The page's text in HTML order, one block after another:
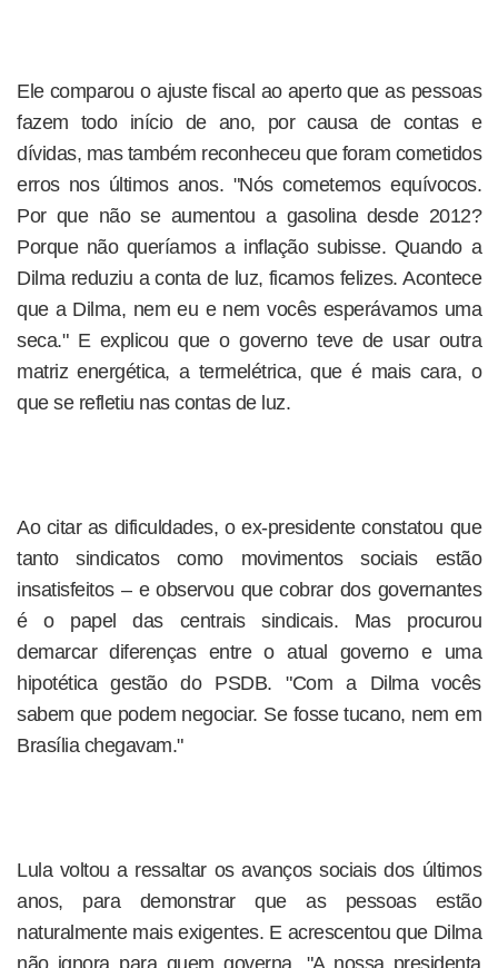
Ele comparou o ajuste fiscal ao aperto que as pessoas
fazem todo início de ano, por causa de contas e
dívidas, mas também reconheceu que foram cometidos
erros nos últimos anos. "Nós cometemos equívocos.
Por que não se aumentou a gasolina desde 2012?
Porque não queríamos a inflação subisse. Quando a
Dilma reduziu a conta de luz, ficamos felizes. Acontece
que a Dilma, nem eu e nem vocês esperávamos uma
seca." E explicou que o governo teve de usar outra
matriz energética, a termelétrica, que é mais cara, o
que se refletiu nas contas de luz.
Ao citar as dificuldades, o ex-presidente constatou que
tanto sindicatos como movimentos sociais estão
insatisfeitos – e observou que cobrar dos governantes
é o papel das centrais sindicais. Mas procurou
demarcar diferenças entre o atual governo e uma
hipotética gestão do PSDB. "Com a Dilma vocês
sabem que podem negociar. Se fosse tucano, nem em
Brasília chegavam."
Lula voltou a ressaltar os avanços sociais dos últimos
anos, para demonstrar que as pessoas estão
naturalmente mais exigentes. E acrescentou que Dilma
não ignora para quem governa. "A nossa presidenta